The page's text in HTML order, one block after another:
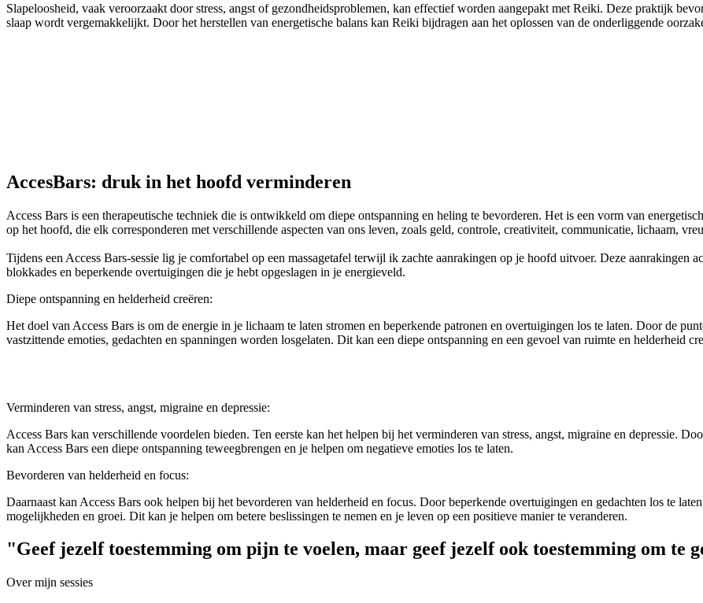
Slapeloosheid, vaak veroorzaakt door stress, angst of gezondheidsproblemen, kan effectief worden aangepakt met Reiki. Deze praktijk
slaap wordt vergemakkelijkt. Door het herstellen van energetische balans kan Reiki bijdragen aan het oplossen van de onderliggende
AccesBars: druk in het hoofd verminderen
Access Bars is een therapeutische techniek die is ontwikkeld om diepe ontspanning en heling te bevorderen. Het is een vorm van
op het hoofd, die elk corresponderen met verschillende aspecten van ons leven, zoals geld, controle, creativiteit, communicatie, lichaam,
Tijdens een Access Bars-sessie lig je comfortabel op een massagetafel terwijl ik zachte aanrakingen op je hoofd uitvoer. Deze aanrakingen
blokkades en beperkende overtuigingen die je hebt opgeslagen in je energieveld.
Diepe ontspanning en helderheid creëren:
Het doel van Access Bars is om de energie in je lichaam te laten stromen en beperkende patronen en overtuigingen los te laten. Door de
vastzittende emoties, gedachten en spanningen worden losgelaten. Dit kan een diepe ontspanning en een gevoel van ruimte en helderheid
Verminderen van stress, angst, migraine en depressie:
Access Bars kan verschillende voordelen bieden. Ten eerste kan het helpen bij het verminderen van stress, angst, migraine en depressie.
kan Access Bars een diepe ontspanning teweegbrengen en je helpen om negatieve emoties los te laten.
Bevorderen van helderheid en focus:
Daarnaast kan Access Bars ook helpen bij het bevorderen van helderheid en focus. Door beperkende overtuigingen en gedachten los te
mogelijkheden en groei. Dit kan je helpen om betere beslissingen te nemen en je leven op een positieve manier te veranderen.
"Geef jezelf toestemming om pijn te voelen, maar geef jezelf ook toestemming om te
Over mijn sessies